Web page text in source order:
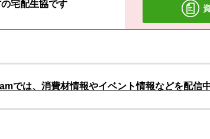
宅配生協です
では、消費材情報やイベント情報などを配信中